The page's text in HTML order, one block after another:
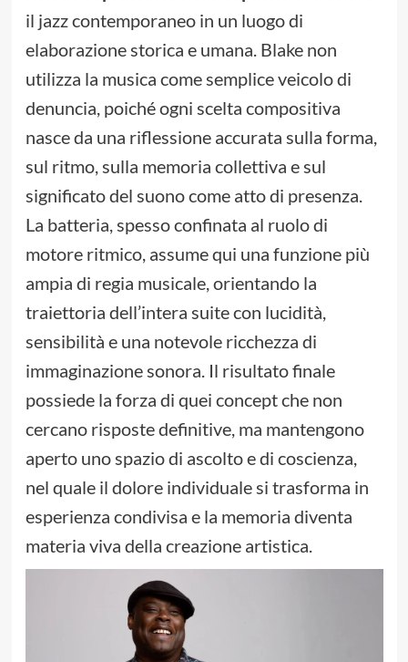
il jazz contemporaneo in un luogo di
elaborazione storica e umana. Blake non
utilizza la musica come semplice veicolo di
denuncia, poiché ogni scelta compositiva
nasce da una riflessione accurata sulla forma,
sul ritmo, sulla memoria collettiva e sul
significato del suono come atto di presenza.
La batteria, spesso confinata al ruolo di
motore ritmico, assume qui una funzione più
ampia di regia musicale, orientando la
traiettoria dell’intera suite con lucidità,
sensibilità e una notevole ricchezza di
immaginazione sonora. Il risultato finale
possiede la forza di quei concept che non
cercano risposte definitive, ma mantengono
aperto uno spazio di ascolto e di coscienza,
nel quale il dolore individuale si trasforma in
esperienza condivisa e la memoria diventa
materia viva della creazione artistica.